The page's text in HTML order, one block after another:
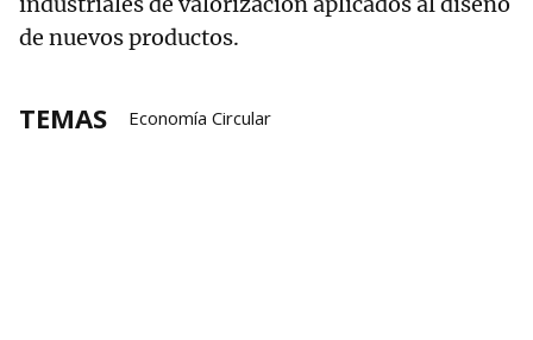
de nuevos productos.
TEMAS Economía Circular